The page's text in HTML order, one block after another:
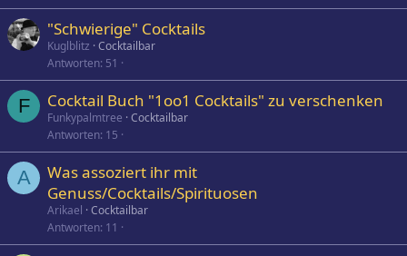
"Schwierige" Cocktails
Kuglblitz Cocktailbar
Antworten 51
F Cocktail Buch "1oo1 Cocktails" zu verschenken
Funkypalmtree Cocktailbar
Antworten 15
A
Was assoziert ihr mit
Genuss/Cocktails/Spirituosen
Arikael Cocktailbar
Antworten 11